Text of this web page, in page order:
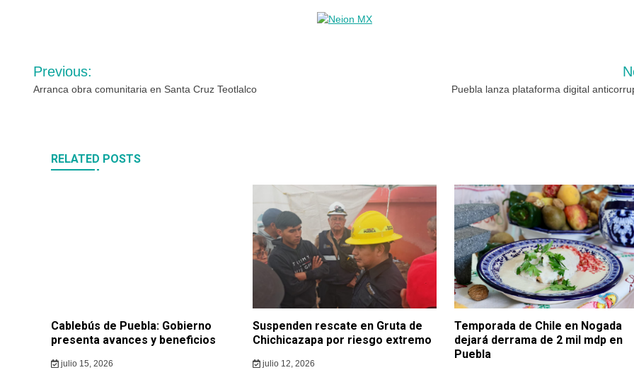
Navegación
de
Previous:
Arranca obra comunitaria en Santa Cruz Teotlalco Puebla lanza plataforma digital
RELATED POSTS
Cablebús de Puebla: Gobierno
presenta avances y beneficios
julio 15, 2026
Suspenden rescate en Gruta de
Chichicazapa por riesgo extremo
julio 12, 2026
Temporada de Chile en Nogada
dejará derrama de 2 mil mdp en
Puebla